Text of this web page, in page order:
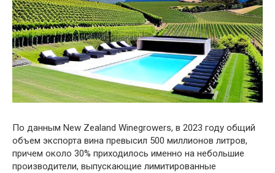
По данным New Zealand Winegrowers, в 2023 году общий
объем экспорта вина превысил 500 миллионов литров,
причем около 30% приходилось именно на небольшие
производители, выпускающие лимитированные